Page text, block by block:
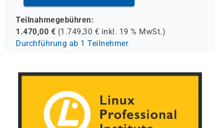
Teilnahmegebühren:
1.470,00 € (1.749,30 € inkl. 19 % MwSt.)
Durchführung ab 1 Teilnehmer